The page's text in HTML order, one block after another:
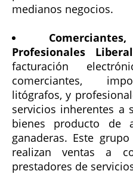
medianos negocios.
Profesionales
facturación
comerciantes,
litógrafos, y
servicios inherentes a
bienes producto de
ganaderas. Este
realizan ventas a
prestadores de